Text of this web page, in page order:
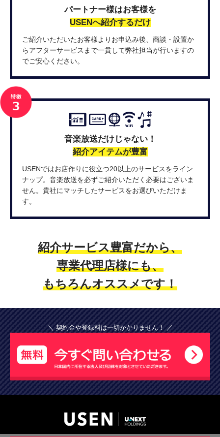
パートナー様はお客様を
USENへ紹介するだけ
ご紹介いただいたお客様よりお申込み後、商談・設置か
らアフターサービスまで一貫して弊社担当が行いますの
でご安心ください。
音楽放送だけじゃない！
紹介アイテムが豊富
USENではお店作りに役立つ20以上のサービスをライン
ナップ。音楽放送を必ずご紹介いただく必要はございま
せん。貴社にマッチしたサービスをお選びいただけま
す。
紹介サービス豊富だから、
専業代理店様にも、
もちろんオススメです！
＼ 契約金や登録料は一切かかりません！ ／